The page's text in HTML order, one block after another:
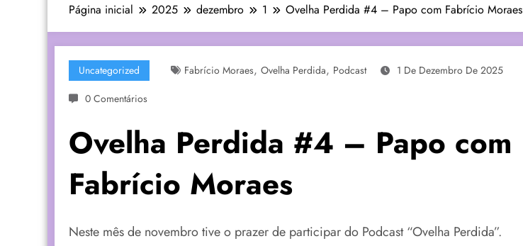
Página inicial 2025 dezembro 1 Ovelha Perdida #4 – Papo com Fabrício Moraes
Uncategorized Fabrício Moraes, Ovelha Perdida, Podcast
1 De Dezembro De 2025
0 Comentários
Ovelha Perdida #4 – Papo com
Fabrício Moraes
Neste mês de novembro tive o prazer de participar do Podcast “Ovelha Perdida”.